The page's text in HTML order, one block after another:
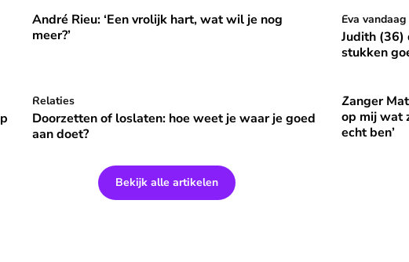
niet opvallen, niet veranderen'
André Rieu: ‘Een vrolijk hart, wat wil je nog meer?’
⭐ Premium
André Rieu: ‘Een vrolijk hart, wat wil je nog
meer?’
Judith (36)
⭐Premium
Eva vandaag
Judith (36)
stukken
om gelukkig te zijn’
Doorzetten of loslaten: hoe weet je waar je goed aan doet?
⭐
Relaties
Doorzetten of loslaten: hoe weet je waar je goed
aan doet?
Zanger
⭐Premium
Zanger
op mij wat
echt ben’
Bekijk alle artikelen